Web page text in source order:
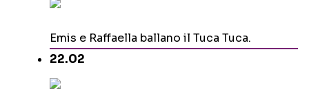
Emis e Raffaella ballano il Tuca Tuca.
22.02